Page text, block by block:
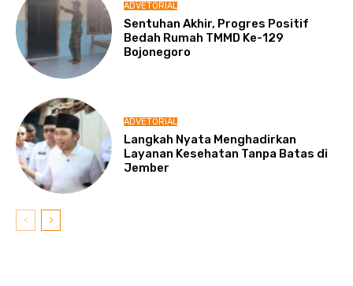
ADVETORIAL
Sentuhan Akhir, Progres Positif
Bedah Rumah TMMD Ke-129
Bojonegoro
ADVETORIAL
Langkah Nyata Menghadirkan
Layanan Kesehatan Tanpa Batas di
Jember